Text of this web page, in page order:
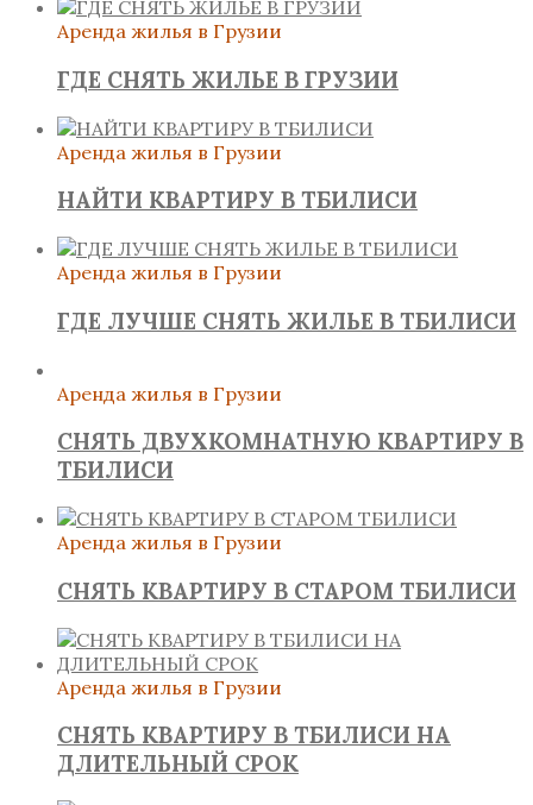
Аренда жилья в Грузии
ГДЕ СНЯТЬ ЖИЛЬЕ В ГРУЗИИ
Аренда жилья в Грузии
НАЙТИ КВАРТИРУ В ТБИЛИСИ
Аренда жилья в Грузии
ГДЕ ЛУЧШЕ СНЯТЬ ЖИЛЬЕ В ТБИЛИСИ
Аренда жилья в Грузии
СНЯТЬ ДВУХКОМНАТНУЮ КВАРТИРУ В
ТБИЛИСИ
Аренда жилья в Грузии
СНЯТЬ КВАРТИРУ В СТАРОМ ТБИЛИСИ
Аренда жилья в Грузии
СНЯТЬ КВАРТИРУ В ТБИЛИСИ НА
ДЛИТЕЛЬНЫЙ СРОК